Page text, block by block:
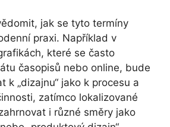
jak se tyto termíny
praxi. Například v
které se často
časopisů nebo online, bude
k „dizajnu“ jako k procesu a
zatímco lokalizované
i různé směry jako